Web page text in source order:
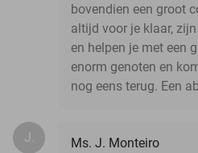
bovendien een groot
altijd voor je klaar,
en helpen je met een
enorm genoten en
nog eens terug. Een
J.
Ms. J. Monteiro